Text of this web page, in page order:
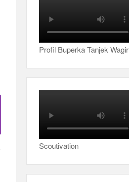
Profil Buperka Tanjek Wagir
Scoutivation